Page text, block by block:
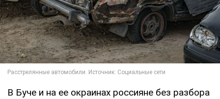
В Буче и на ее окраинах россияне без разбора